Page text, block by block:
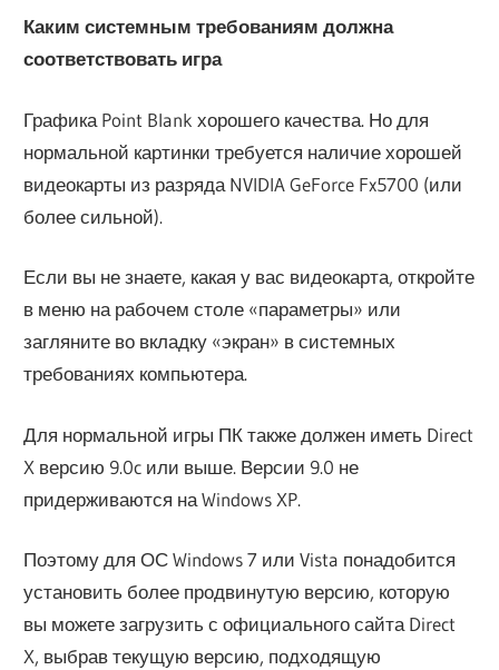
Каким системным требованиям должна
соответствовать игра
Графика Point Blank хорошего качества. Но для
нормальной картинки требуется наличие хорошей
видеокарты из разряда NVIDIA GeForce Fx5700 (или
более сильной).
Если вы не знаете, какая у вас видеокарта, откройте
в меню на рабочем столе «параметры» или
загляните во вкладку «экран» в системных
требованиях компьютера.
Для нормальной игры ПК также должен иметь Direct
X версию 9.0c или выше. Версии 9.0 не
придерживаются на Windows XP.
Поэтому для ОС Windows 7 или Vista понадобится
установить более продвинутую версию, которую
вы можете загрузить с официального сайта Direct
X, выбрав текущую версию, подходящую